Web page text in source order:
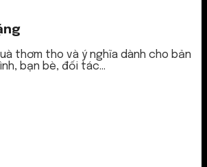
thơm tho và ý nghĩa dành cho bản
bạn bè, đối tác...